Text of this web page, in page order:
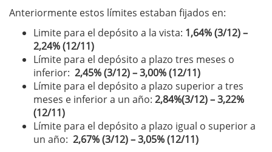
Anteriormente estos límites estaban fijados en:
Limite para el depósito a la vista: 1,64% (3/12) –
2,24% (12/11)
Límite para el depósito a plazo tres meses o
inferior: 2,45% (3/12) –3,00% (12/11)
Límite para el depósito a plazo superior a tres
meses e inferior a un año: 2,84%(3/12) –3,22%
(12/11)
Límite para el depósito a plazo igual o superior a
un año: 2,67% (3/12) – 3,05% (12/11)